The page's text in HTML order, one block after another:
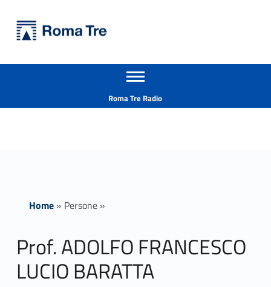
Prof. ADOLFO FRANCESCO LUCIO BARATTA - Università Roma Tre
Apri il menu secondario
Roma Tre Radio
Home» Persone»
Prof. ADOLFO FRANCESCO
LUCIO BARATTA